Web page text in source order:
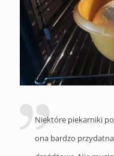
Niektóre piekarniki
ona bardzo